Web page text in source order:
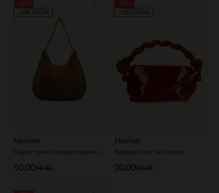
Manfield
99.98
50.00
-10% EXTRA
Manfield
Bordeaux rode lak handtas
59.99
30.00
-10% EXTRA